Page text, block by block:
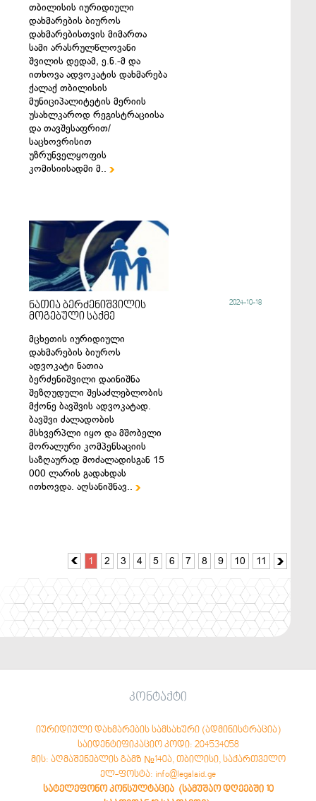
თბილისის იურიდიული
დახმარების ბიუროს
დახმარებისთვის მიმართა
სამი არასრულწლოვანი
შვილის დედამ, ე.ნ.-მ და
ითხოვა ადვოკატის დახმარება
ქალაქ თბილისის
მუნიციპალიტეტის მერიის
უსახლკაროდ რეგისტრაციისა
და თავშესაფრით/
საცხოვრისით
უზრუნველყოფის
კომისიისადმი მ..
ნათია ბერძენიშვილის
მოგებული საქმე
მცხეთის იურიდიული
დახმარების ბიუროს
ადვოკატი ნათია
ბერძენიშვილი დაინიშნა
შეზღუდული შესაძლებლობის
მქონე ბავშვის ადვოკატად.
ბავშვი ძალადობის
მსხვერპლი იყო და მშობელი
მორალური კომპენსაციის
საზღაურად მოძალადისგან 15
000 ლარის გადახდას
ითხოვდა. აღსანიშნავ..
2024-10-18
 1 2 3 4 5 6 7 8 9 10 11 
კონტაქტი
იურიდიული დახმარების სამსახური (ადმინისტრაცია)
საიდენტიფიკაციო კოდი: 204534058
მის: აღმაშენებლის გამზ №140ა, თბილისი, საქართველო
ელ-ფოსტა: info@legalaid.ge
სატელეფონო კონსულტაცია (სამუშაო დღეებში 10